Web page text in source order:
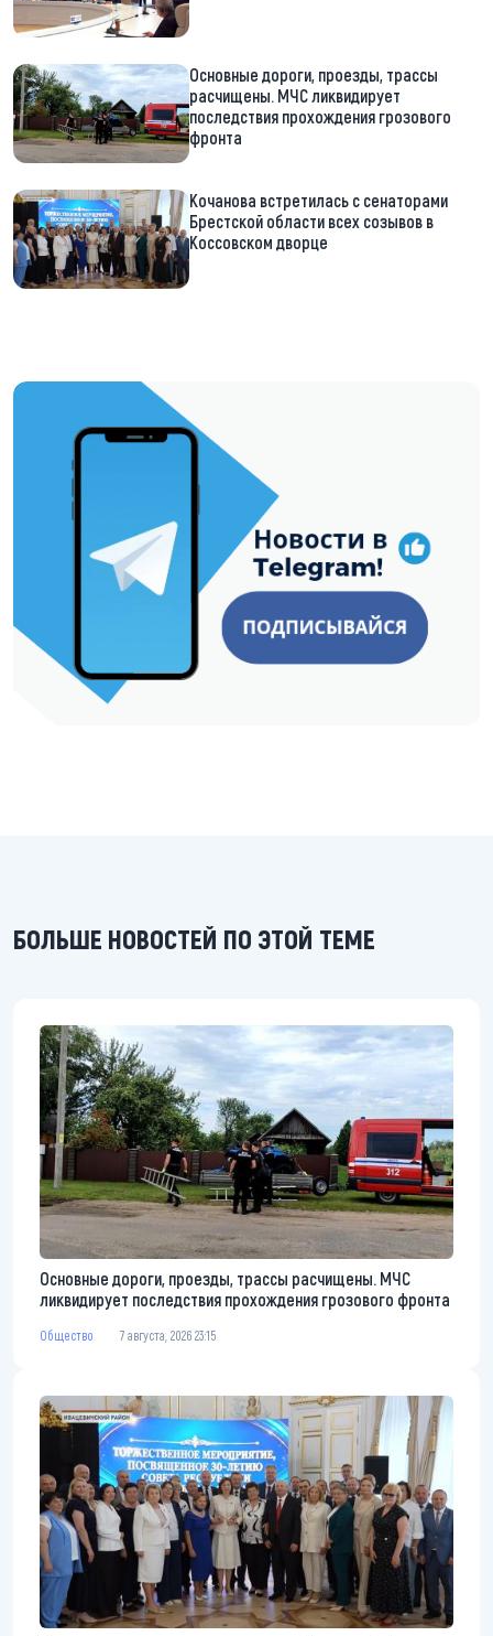
Основные дороги, проезды, трассы
расчищены. МЧС ликвидирует
последствия прохождения грозового
фронта
Кочанова встретилась с сенаторами
Брестской области всех созывов в
Коссовском дворце
https://t.me/minskctvby
БОЛЬШЕ НОВОСТЕЙ ПО ЭТОЙ ТЕМЕ
Основные дороги, проезды, трассы расчищены. МЧС
ликвидирует последствия прохождения грозового фронта
Общество 7 августа, 2026 23:15